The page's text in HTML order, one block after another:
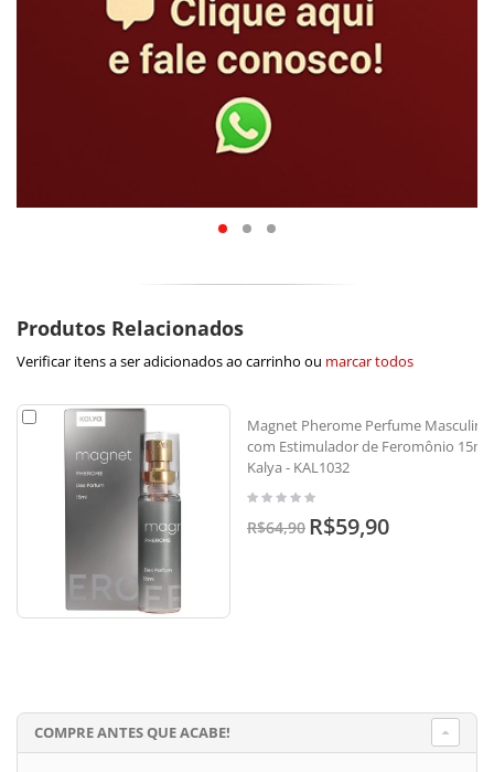
Produtos Relacionados
Verificar itens a ser adicionados ao carrinho ou marcar todos
Magnet Pherome Perfume Masculino
com Estimulador de Feromônio 15ml
Kalya - KAL1032
R$64,90 R$59,90
COMPRE ANTES QUE ACABE!